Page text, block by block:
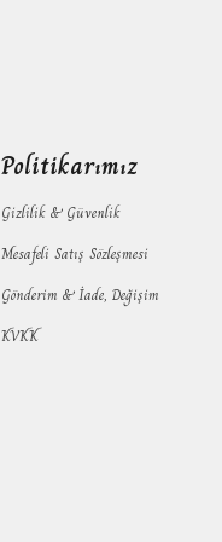
Politikarımız
Gizlilik & Güvenlik
Mesafeli Satış Sözleşmesi
Gönderim & İade, Değişim
KVKK